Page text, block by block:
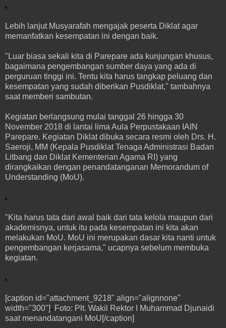
Lebih lanjut Musyarafah mengajak peserta Diklat agar
memanfatkan kesempatan ini dengan baik.
"Luar biasa sekali kita di Parepare ada kunjungan khusus,
bagaimana pengembangan sumber daya yang ada di
perguruan tinggi ini. Tentu kita harus tangkap peluang dan
kesempatan yang sudah diberikan Pusdiklat," tambahnya
saat memberi sambutan.
Kegiatan berlangsung mulai tanggal 26 hingga 30
November 2018 di lantai lima Aula Perpustakaan IAIN
Parepare. Kegiatan Diklat dibuka secara resmi oleh Drs. H.
Saeroji, MM (Kepala Pusdiklat Tenaga Administrasi Badan
Litbang dan Diklat Kementerian Agama RI) yang
dirangkaikan dengan penandatanganan Memorandum of
Understanding (MoU).
"Kita harus tata dari awal baik dari tata kelola maupun dari
akademisnya, untuk itu pada kesempatan ini kita akan
melakukan MoU. MoU ini merupakan dasar kita nanti untuk
pengembangan kerjasama," ucapnya sebelum membuka
kegiatan.
[caption id="attachment_9218" align="alignnone"
width="300"]
Foto: Plt. Wakil Rektor I Muhammad Djunaidi
saat menandatangani MoU[/caption]